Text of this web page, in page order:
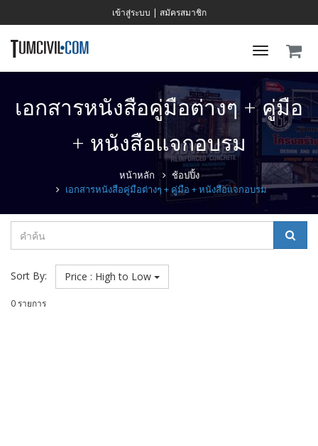
เข้าสู่ระบบ | สมัครสมาชิก
Toggle
เอกสารหนังสือคู่มือต่างๆ + คู่มือ
+ หนังสือแจกอบรม
หน้าหลัก
ช้อปปิ้ง
เอกสารหนังสือคู่มือต่างๆ + คู่มือ + หนังสือแจกอบรม
Sort By: Price : High to Low
0 รายการ